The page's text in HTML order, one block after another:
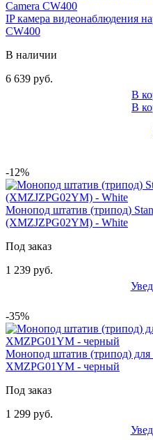
IP камера видеонаблюдения
CW400
В наличии
6 639 руб.
В
В
-12%
Монопод штатив (трипод)
(XMZJZPG02YM) - White
Под заказ
1 239 руб.
-35%
Монопод штатив (трипод) для
XMZPG01YM - черный
Под заказ
1 299 руб.